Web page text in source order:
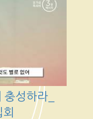
성하라_